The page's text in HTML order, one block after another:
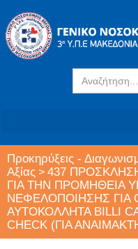
Search
for:
Προκηρύξεις -
Αξίας > 437
ΓΙΑ ΤΗΝ ΠΡΟΜΗΘΕΙΑ
ΝΕΦΕΛΟΠΟΙΗΣΗΣ ΓΙΑ
ΑΥΤΟΚΟΛΛΗΤΑ BILLI
CHECK (ΓΙΑ